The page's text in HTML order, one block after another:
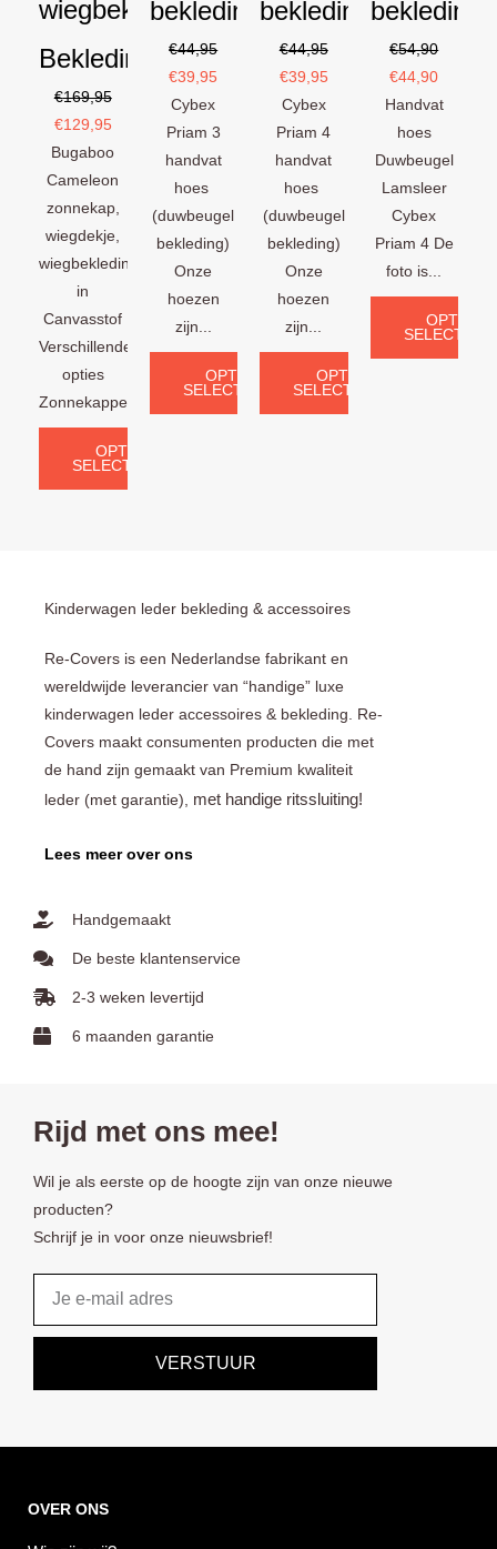
wiegbekleding
Bekledingset
€169,95
€129,95
Bugaboo
Cameleon
zonnekap,
wiegdekje,
wiegbekleding
in
Canvasstof
Verschillende
opties
Zonnekappen:...
OPTIES
SELECTEREN
bekleding)
€44,95
€39,95
Cybex
Priam 3
handvat
hoes
(duwbeugel
bekleding)
Onze
hoezen
zijn...
OPTIES
SELECTEREN
bekleding)
€44,95
€39,95
Cybex
Priam 4
handvat
hoes
(duwbeugel
bekleding)
Onze
hoezen
zijn...
OPTIES
SELECTEREN
bekleding)
€54,90
€44,90
Handvat
hoes
Duwbeugel
Lamsleer
Cybex
Priam 4 De
foto is...
OPTIES
Kinderwagen leder bekleding & accessoires
Re-Covers is een Nederlandse fabrikant en
wereldwijde leverancier van “handige” luxe
kinderwagen leder accessoires & bekleding. Re-
Covers maakt consumenten producten die met
de hand zijn gemaakt van Premium kwaliteit
leder (met garantie), met handige ritssluiting!
Lees meer over ons
Handgemaakt
De beste klantenservice
2-3 weken levertijd
6 maanden garantie
Rijd met ons mee!
Wil je als eerste op de hoogte zijn van onze nieuwe
producten?
Schrijf je in voor onze nieuwsbrief!
VERSTUUR
OVER ONS